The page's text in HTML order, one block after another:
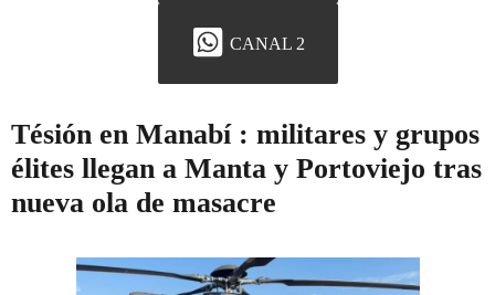
CANAL 2
Tésión en Manabí : militares y grupos
élites llegan a Manta y Portoviejo tras
nueva ola de masacre